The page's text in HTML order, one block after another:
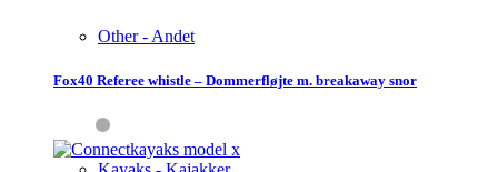
Other - Andet
Fox40 Referee whistle – Dommerfløjte m. breakaway snor